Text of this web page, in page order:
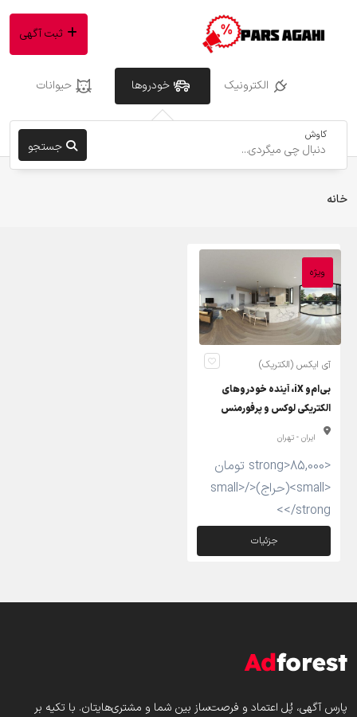
الکترونیک خودروها حیوانات
کاوش
جستجو
ثبت آگهی
خانه
ویژه
آی ایکس (الکتریک)
بی‌ام‌و iX، آینده خودروهای
الکتریکی لوکس و پرفورمنس
ایران - تهران
<strong>85,000 تومان
<small>(حراج)</small>
</strong>
جزئیات
پارس‌ آگهی، پُل اعتماد و فرصت‌ساز بین شما و مشتری‌هایتان. با تکیه بر